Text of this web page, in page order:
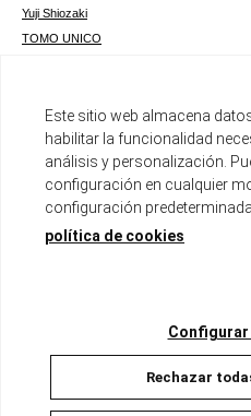
Yuji Shiozaki
TOMO UNICO
Ver otros productos del mismo
Tomo de
Formato B6 con
8,08 €
AÑADIR A LA CESTA
Este sitio web almacena
habilitar la funcionalidad
análisis y personalización.
configuración en cualquier
configuración predeterminada.
política de cookies
Rechazar